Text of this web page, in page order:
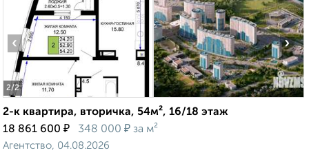
2/2
‹ ›
2-к квартира, вторичка, 54м², 16/18 этаж
18 861 600 ₽ 348 000 ₽ за м²
Агентство, 04.08.2026